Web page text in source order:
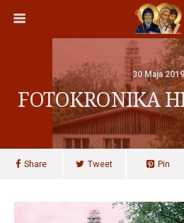
30 Maja 2019
FOTOKRONIKA
Share Tweet Pin